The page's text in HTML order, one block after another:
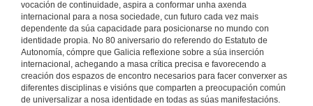
vocación de continuidade, aspira a conformar unha axenda
internacional para a nosa sociedade, cun futuro cada vez mais
dependente da súa capacidade para posicionarse no mundo con
identidade propia. No 80 aniversario do referendo do Estatuto de
Autonomía, cómpre que Galicia reflexione sobre a súa inserción
internacional, achegando a masa crítica precisa e favorecendo a
creación dos espazos de encontro necesarios para facer converxer as
diferentes disciplinas e visións que comparten a preocupación común
de universalizar a nosa identidade en todas as súas manifestacións.
Activos nunha paradiplomacia en rede
Rolda de Preguntas
29 de xuño de 2016
Ambicións e posibilidades globais da nosa industria cultural
Intervención de Xosé Ballesteros